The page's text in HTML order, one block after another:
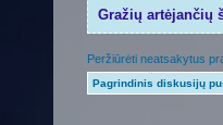
Gražių artėjančių
Peržiūrėti neatsakytus
Pagrindinis diskusijų